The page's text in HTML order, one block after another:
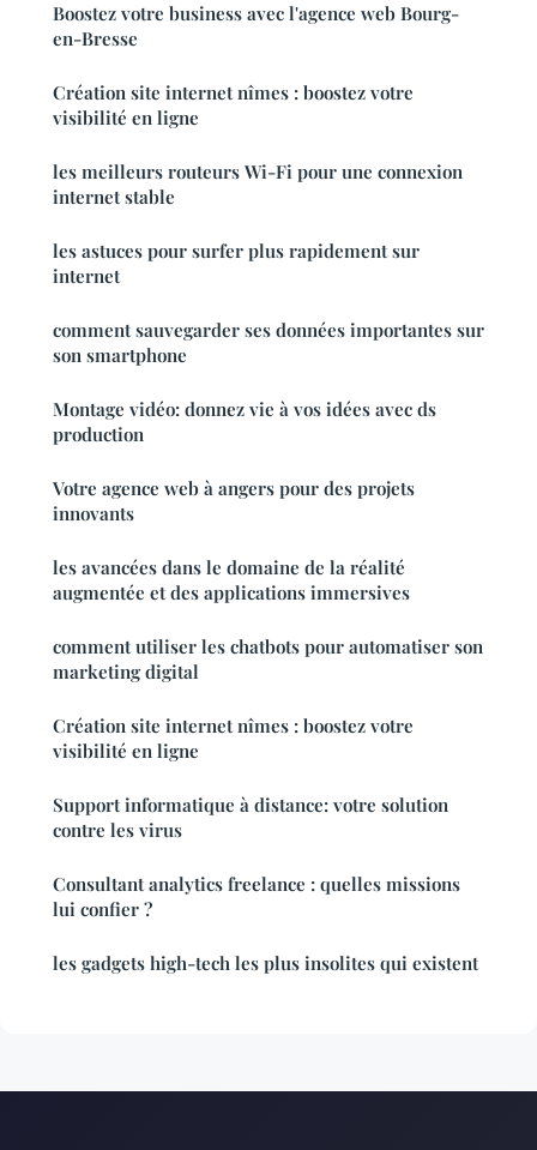
Boostez votre business avec l'agence web Bourg-
en-Bresse
Création site internet nîmes : boostez votre
visibilité en ligne
les meilleurs routeurs Wi-Fi pour une connexion
internet stable
les astuces pour surfer plus rapidement sur
internet
comment sauvegarder ses données importantes sur
son smartphone
Montage vidéo: donnez vie à vos idées avec ds
production
Votre agence web à angers pour des projets
innovants
les avancées dans le domaine de la réalité
augmentée et des applications immersives
comment utiliser les chatbots pour automatiser son
marketing digital
Création site internet nîmes : boostez votre
visibilité en ligne
Support informatique à distance: votre solution
contre les virus
Consultant analytics freelance : quelles missions
lui confier ?
les gadgets high-tech les plus insolites qui existent